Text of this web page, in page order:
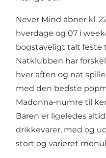
Never Mind åbner kl.
hverdage og 07 i
bogstaveligt talt feste
Natklubben har
hver aften og nat
med den bedste
Madonna-numre til
Baren er ligeledes
drikkevarer, med og
stort og varieret